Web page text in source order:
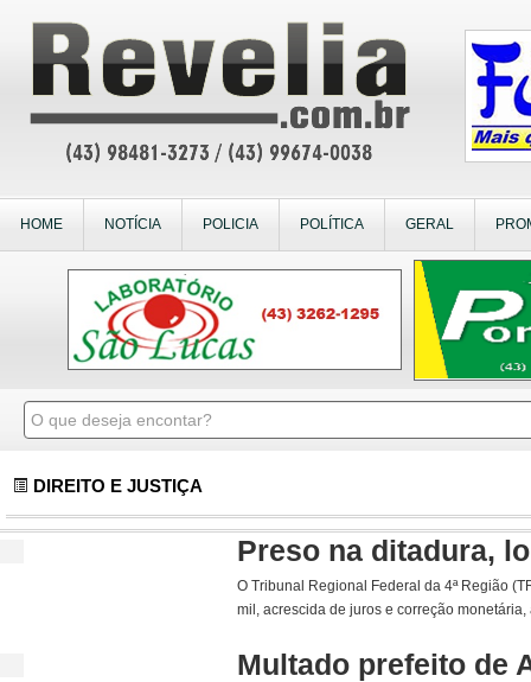
HOME NOTÍCIA POLICIA POLÍTICA GERAL
DIREITO E JUSTIÇA
Preso na ditadura,
O Tribunal Regional Federal da 4ª Região
mil, acrescida de juros e correção
Multado prefeito de